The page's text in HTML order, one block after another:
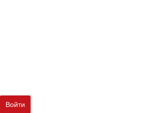
Войти